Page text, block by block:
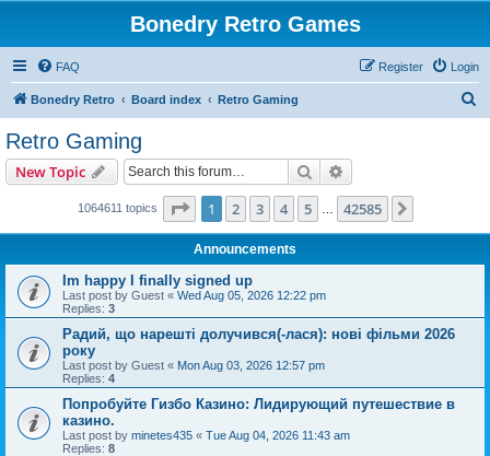
Bonedry Retro Games
FAQ Login
Register
Bonedry Retro Board index Retro Gaming
Retro Gaming
New Topic Search
1064611 topics Page 1of 42585
1 2 3 4 5 42585
Announcements
Im happy I finally signed up
Last post by Guest « Wed Aug 05, 2026 12:22 pm
Replies: 3
Радий, що нарешті долучився(-лася): нові фільми 2026
року
Last post by Guest « Mon Aug 03, 2026 12:57 pm
Replies: 4
Попробуйте Гизбо Казино: Лидирующий путешествие в
казино.
Last post by minetes435 « Tue Aug 04, 2026 11:43 am
Replies: 8